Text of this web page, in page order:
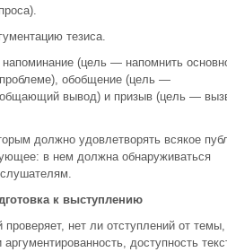
тезиса.
(цель — напомнить
проблеме), обобщение (цель —
вывод) и призыв (цель —
должно удовлетворять всякое
в нем должна обнаруживаться
слушателям.
к выступлению
нет ли отступлений от темы,
доступность